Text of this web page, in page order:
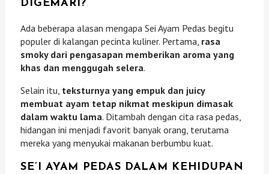
DIGEMARI?
Ada beberapa alasan mengapa Sei Ayam Pedas begitu
populer di kalangan pecinta kuliner. Pertama, rasa
smoky dari pengasapan memberikan aroma yang
khas dan menggugah selera.
Selain itu, teksturnya yang empuk dan juicy
membuat ayam tetap nikmat meskipun dimasak
dalam waktu lama. Ditambah dengan cita rasa pedas,
hidangan ini menjadi favorit banyak orang, terutama
mereka yang menyukai makanan berbumbu kuat.
SE’I AYAM PEDAS DALAM KEHIDUPAN